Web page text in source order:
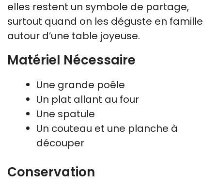
elles restent un symbole de partage,
surtout quand on les déguste en famille
autour d’une table joyeuse.
Matériel Nécessaire
Une grande poêle
Un plat allant au four
Une spatule
Un couteau et une planche à
découper
Conservation